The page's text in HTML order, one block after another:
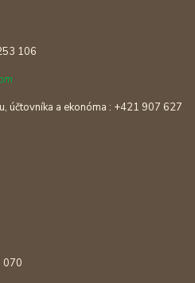
106
účtovníka a ekonóma : +421 907 627
070